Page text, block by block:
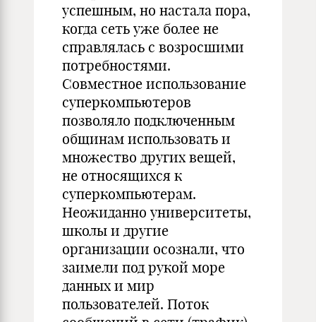
успешным, но настала пора,
когда сеть уже более не
справлялась с возросшими
потребностями.
Совместное использование
суперкомпьютеров
позволяло подключенным
общинам использовать и
множество других вещей,
не относящихся к
суперкомпьютерам.
Неожиданно университеты,
школы и другие
организации осознали, что
заимели под рукой море
данных и мир
пользователей. Поток